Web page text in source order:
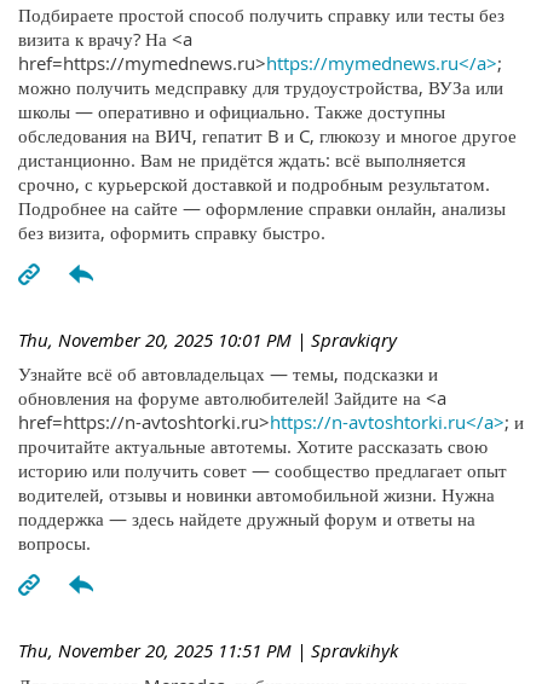
Подбираете простой способ получить справку или тесты без
визита к врачу? На <a
href=https://mymednews.ru>https://mymednews.ru</a>;
можно получить медсправку для трудоустройства, ВУЗа или
школы — оперативно и официально. Также доступны
обследования на ВИЧ, гепатит B и C, глюкозу и многое другое
дистанционно. Вам не придётся ждать: всё выполняется
срочно, с курьерской доставкой и подробным результатом.
Подробнее на сайте — оформление справки онлайн, анализы
без визита, оформить справку быстро.
Thu, November 20, 2025 10:01 PM | Spravkiqry
Узнайте всё об автовладельцах — темы, подсказки и
обновления на форуме автолюбителей! Зайдите на <a
href=https://n-avtoshtorki.ru>https://n-avtoshtorki.ru</a>; и
прочитайте актуальные автотемы. Хотите рассказать свою
историю или получить совет — сообщество предлагает опыт
водителей, отзывы и новинки автомобильной жизни. Нужна
поддержка — здесь найдете дружный форум и ответы на
вопросы.
Thu, November 20, 2025 11:51 PM | Spravkihyk